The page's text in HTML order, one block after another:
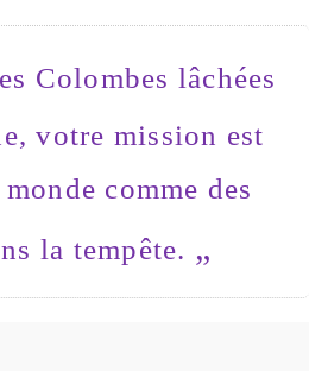
Colombes lâchées
votre mission est
comme des
la tempête. „